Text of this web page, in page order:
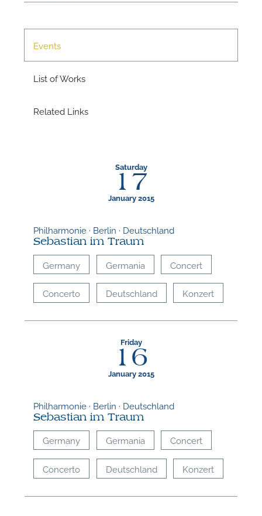
Events
List of Works
Related Links
Saturday
17
January 2015
Philharmonie · Berlin · Deutschland
Sebastian im Traum
Germany Germania Concert
Concerto Deutschland Konzert
Friday
16
January 2015
Philharmonie · Berlin · Deutschland
Sebastian im Traum
Germany Germania Concert
Concerto Deutschland Konzert